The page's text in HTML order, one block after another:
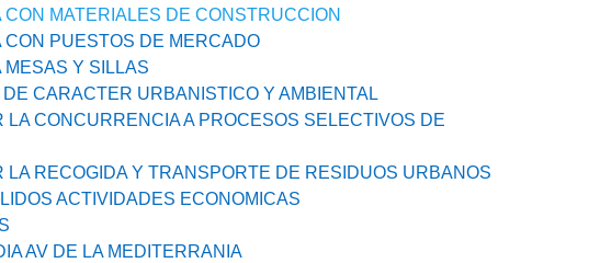
MATERIALES DE CONSTRUCCION
PUESTOS DE MERCADO
Y SILLAS
CARACTER URBANISTICO Y AMBIENTAL
CONCURRENCIA A PROCESOS SELECTIVOS DE
RECOGIDA Y TRANSPORTE DE RESIDUOS URBANOS
ACTIVIDADES ECONOMICAS
AV DE LA MEDITERRANIA